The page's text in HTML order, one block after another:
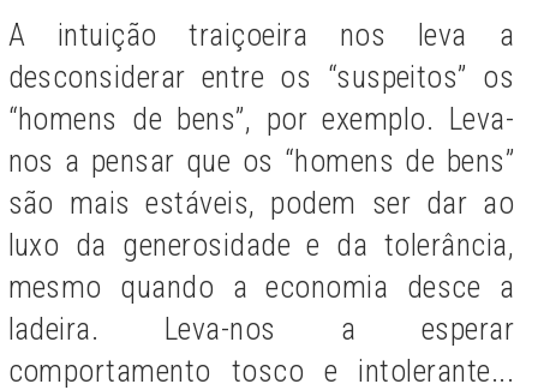
A intuição traiçoeira nos leva a
desconsiderar entre os “suspeitos” os
“homens de bens”, por exemplo. Leva-
nos a pensar que os “homens de bens”
são mais estáveis, podem ser dar ao
luxo da generosidade e da tolerância,
mesmo quando a economia desce a
ladeira. Leva-nos a esperar
comportamento tosco e intolerante...